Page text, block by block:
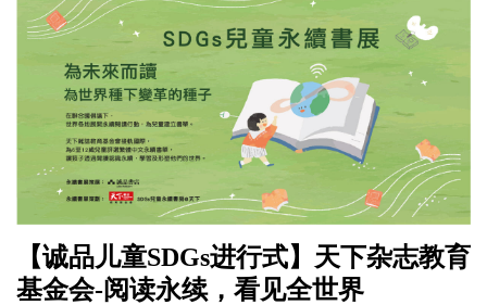
【诚品儿童SDGs进行式】天下杂志教育
基金会-阅读永续，看见全世界